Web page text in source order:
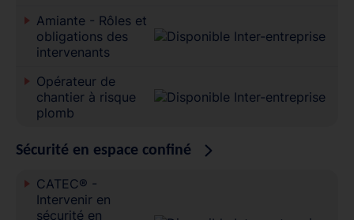
Amiante - Rôles et
obligations des
intervenants
Opérateur de
chantier à risque
plomb
Sécurité en espace confiné
CATEC® -
Intervenir en
sécurité en